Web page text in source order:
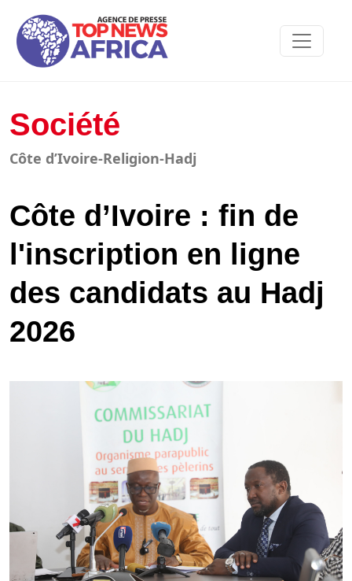
Société
Côte d’Ivoire-Religion-Hadj
Côte d’Ivoire : fin de
l'inscription en ligne
des candidats au Hadj
2026